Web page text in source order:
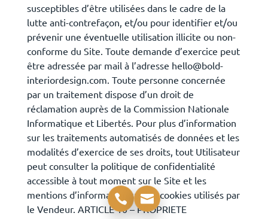
susceptibles d’être utilisées dans le cadre de la
lutte anti-contrefaçon, et/ou pour identifier et/ou
prévenir une éventuelle utilisation illicite ou non-
conforme du Site. Toute demande d’exercice peut
être adressée par mail à l’adresse hello@bold-
interiordesign.com. Toute personne concernée
par un traitement dispose d’un droit de
réclamation auprès de la Commission Nationale
Informatique et Libertés. Pour plus d’information
sur les traitements automatisés de données et les
modalités d’exercice de ses droits, tout Utilisateur
peut consulter la politique de confidentialité
accessible à tout moment sur le Site et les
mentions d’information sur les cookies utilisés par
le Vendeur. ARTICLE 10 – PROPRIETE